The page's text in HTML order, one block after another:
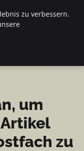
um
zu
zu verbessern.